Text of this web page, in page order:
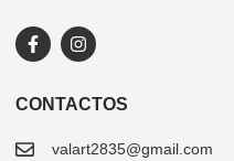
CONTACTOS
valart2835@gmail.com